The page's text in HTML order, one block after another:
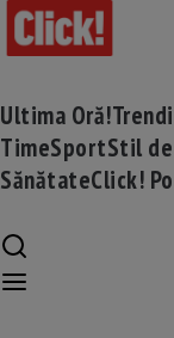
Ultima Oră!
TimeSportStil
SănătateClick!